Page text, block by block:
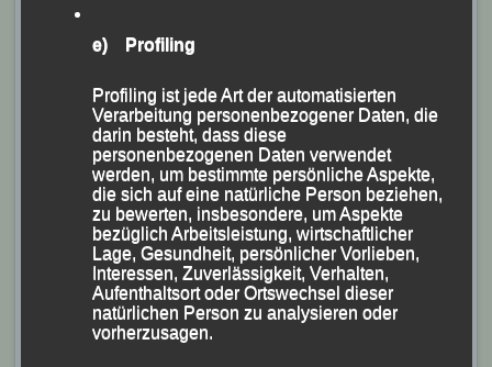
Richard Friedrich holt Silber
(KS.) Mit einer
engagierten Leistung
holte sichRichard
Friedrich von der
Leichtathletik
Gemeinschaft (LG)
Passau in seiner
Wahlheimat Guernsey
e) Profiling
Profiling ist jede Art der automatisierten
Verarbeitung personenbezogener Daten, die
darin besteht, dass diese
personenbezogenen Daten verwendet
werden, um bestimmte persönliche Aspekte,
die sich auf eine natürliche Person beziehen,
zu bewerten, insbesondere, um Aspekte
bezüglich Arbeitsleistung, wirtschaftlicher
Lage, Gesundheit, persönlicher Vorlieben,
Interessen, Zuverlässigkeit, Verhalten,
Aufenthaltsort oder Ortswechsel dieser
natürlichen Person zu analysieren oder
vorherzusagen.